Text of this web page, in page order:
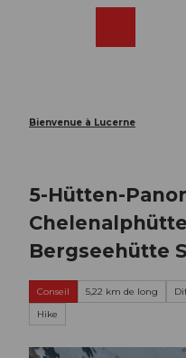
Bienvenue à Lucerne
5-Hütten-
Chelenalphütte
Bergseehütte
Conseil 5,22 km de long
Hike